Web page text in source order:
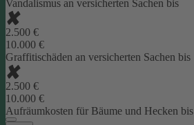
Vandalismus an versicherten Sachen bis
2.500 €
10.000 €
Graffitischäden an versicherten Sachen bis
2.500 €
10.000 €
Aufräumkosten für Bäume und Hecken bis